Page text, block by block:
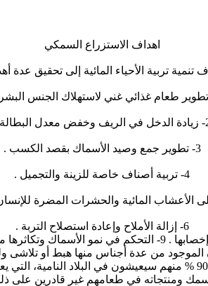
اهداف الاستزراع السمكي
تنمية تربية الأحياء المائية إلى تحقيق عدة
معدل البطالة .
3- تطوير جمع وصيد الأسماك بقصد الكسب .
4- تربية أصناف خاصة للزينة والتجميل .
6- إزالة الأملاح وإعادة استصلاح التربة .
7- تحقيق مبدأ المقاومة البيولوجية للأمراض . 8- تحقيق
من عدة أجناس منها هبط أو تلاشى ولم
ومنتجاته في طعامهم غير قادرين على